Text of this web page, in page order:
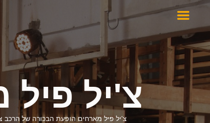
צ'יל פיל
צ'יל פיל מארחים הופעת הבכורה של הרכב